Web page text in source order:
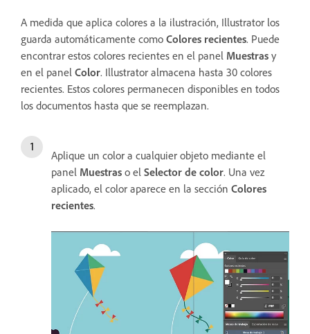
A medida que aplica colores a la ilustración, Illustrator los
guarda automáticamente como Colores recientes. Puede
encontrar estos colores recientes en el panel Muestras y
en el panel Color. Illustrator almacena hasta 30 colores
recientes. Estos colores permanecen disponibles en todos
los documentos hasta que se reemplazan.
Aplique un color a cualquier objeto mediante el
panel Muestras o el Selector de color. Una vez
aplicado, el color aparece en la sección Colores
recientes.